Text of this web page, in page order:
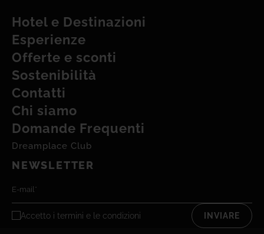
Hotel e Destinazioni
Esperienze
Offerte e sconti
Sostenibilità
Contatti
Chi siamo
Domande Frequenti
Dreamplace Club
NEWSLETTER
Accetto i termini e le condizioni INVIARE